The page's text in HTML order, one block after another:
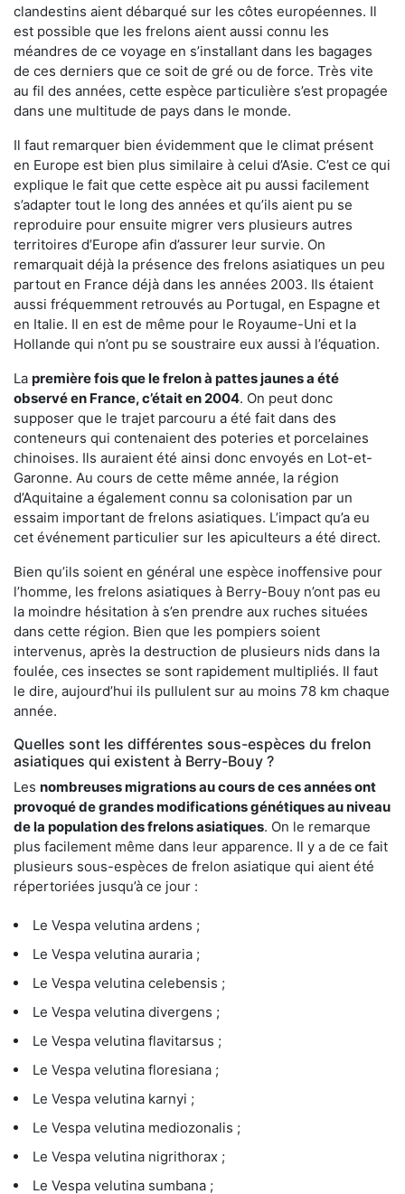
clandestins aient débarqué sur les côtes européennes. Il
est possible que les frelons aient aussi connu les
méandres de ce voyage en s’installant dans les bagages
de ces derniers que ce soit de gré ou de force. Très vite
au fil des années, cette espèce particulière s’est propagée
dans une multitude de pays dans le monde.
Il faut remarquer bien évidemment que le climat présent
en Europe est bien plus similaire à celui d’Asie. C’est ce qui
explique le fait que cette espèce ait pu aussi facilement
s’adapter tout le long des années et qu’ils aient pu se
reproduire pour ensuite migrer vers plusieurs autres
territoires d’Europe afin d’assurer leur survie. On
remarquait déjà la présence des frelons asiatiques un peu
partout en France déjà dans les années 2003. Ils étaient
aussi fréquemment retrouvés au Portugal, en Espagne et
en Italie. Il en est de même pour le Royaume-Uni et la
Hollande qui n’ont pu se soustraire eux aussi à l’équation.
La première fois que le frelon à pattes jaunes a été
observé en France, c’était en 2004. On peut donc
supposer que le trajet parcouru a été fait dans des
conteneurs qui contenaient des poteries et porcelaines
chinoises. Ils auraient été ainsi donc envoyés en Lot-et-
Garonne. Au cours de cette même année, la région
d’Aquitaine a également connu sa colonisation par un
essaim important de frelons asiatiques. L’impact qu’a eu
cet événement particulier sur les apiculteurs a été direct.
Bien qu’ils soient en général une espèce inoffensive pour
l’homme, les frelons asiatiques à Berry-Bouy n’ont pas eu
la moindre hésitation à s’en prendre aux ruches situées
dans cette région. Bien que les pompiers soient
intervenus, après la destruction de plusieurs nids dans la
foulée, ces insectes se sont rapidement multipliés. Il faut
le dire, aujourd’hui ils pullulent sur au moins 78 km chaque
année.
Quelles sont les différentes sous-espèces du frelon
asiatiques qui existent à Berry-Bouy ?
Les nombreuses migrations au cours de ces années ont
provoqué de grandes modifications génétiques au niveau
de la population des frelons asiatiques. On le remarque
plus facilement même dans leur apparence. Il y a de ce fait
plusieurs sous-espèces de frelon asiatique qui aient été
répertoriées jusqu’à ce jour :
Le Vespa velutina ardens ;
Le Vespa velutina auraria ;
Le Vespa velutina celebensis ;
Le Vespa velutina divergens ;
Le Vespa velutina flavitarsus ;
Le Vespa velutina floresiana ;
Le Vespa velutina karnyi ;
Le Vespa velutina mediozonalis ;
Le Vespa velutina nigrithorax ;
Le Vespa velutina sumbana ;